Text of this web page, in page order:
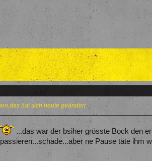
hat sich heute geändert
...das war der bsiher grösste Bock den
ne Pause täte ihm